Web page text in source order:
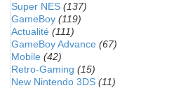
Super NES (137)
GameBoy (119)
Actualité (111)
GameBoy Advance (67)
Mobile (42)
Retro-Gaming (15)
New Nintendo 3DS (11)